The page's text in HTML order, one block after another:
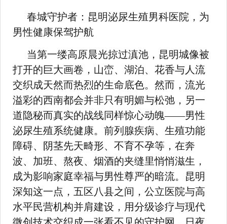
春城守护者：昆明泌尿生殖男科医院，为
男性健康保驾护航
当第一缕高原晨光掠过滇池，昆明城像被
打开的巨大画卷，山峦、湖泊、花香与人流
交织成天然而热烈的生命底色。然而，流光
溢彩的西南都会并非只有明媚与松弛，另一
道隐秘而真实的战线同样惊心动魄——男性
泌尿生殖系统健康。前列腺疾病、生殖功能
障碍、阴茎先天畸形、不育不孕等，在奔
波、加班、熬夜、烟酒的夹缝里悄悄滋生，
成为影响家庭幸福与男性尊严的暗流。昆明
深知这一点，五区八县之间，公立医院与高
水平民营机构并肩建设，用分级诊疗与现代